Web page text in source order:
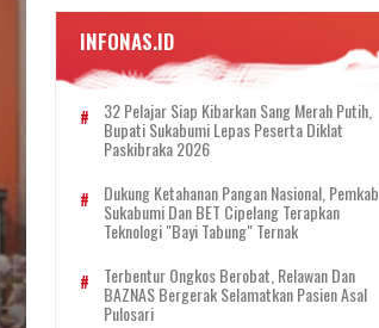
INFONAS.ID
32 Pelajar Siap Kibarkan Sang Merah Putih,
Bupati Sukabumi Lepas Peserta Diklat
Paskibraka 2026
Dukung Ketahanan Pangan Nasional, Pemkab
Sukabumi Dan BET Cipelang Terapkan
Teknologi "Bayi Tabung" Ternak
Terbentur Ongkos Berobat, Relawan Dan
BAZNAS Bergerak Selamatkan Pasien Asal
Pulosari